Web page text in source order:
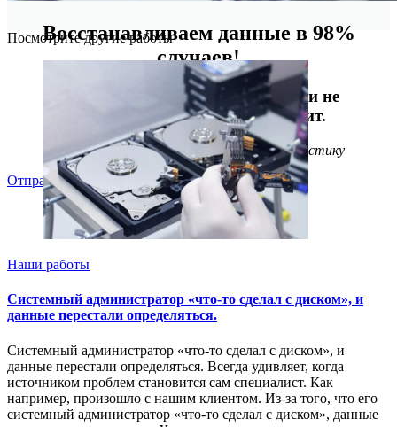
Восстанавливаем данные в 98%
случаев!
Даже, если носитель информации не
определяется, стучит или пищит.
Отправьте заявку на бесплатную
диагностику
Отправить
Посмотрите другие работы
Наши работы
Системный администратор «что-то сделал с диском», и
данные перестали определяться.
Системный администратор «что-то сделал с диском», и
данные перестали определяться. Всегда удивляет, когда
источником проблем становится сам специалист. Как
например, произошло с нашим клиентом. Из-за того, что его
системный администратор «что-то сделал с диском», данные